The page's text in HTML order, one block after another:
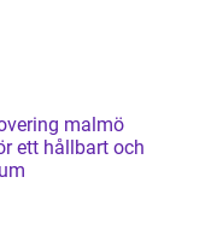
malmö
ett hållbart och